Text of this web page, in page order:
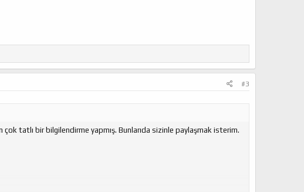
#3
tatlı bir bilgilendirme yapmış. Bunlarıda sizinle paylaşmak isterim.